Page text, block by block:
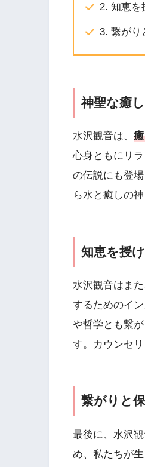
2. 知恵を
3. 繋がり
神聖な癒
水沢観音は、
心身ともにリ
の伝説にも登
ら水と癒しの
知恵を授
水沢観音はまた
するためのイ
や哲学とも繋
す。カウンセ
繋がりと
最後に、水沢
め、私たちが